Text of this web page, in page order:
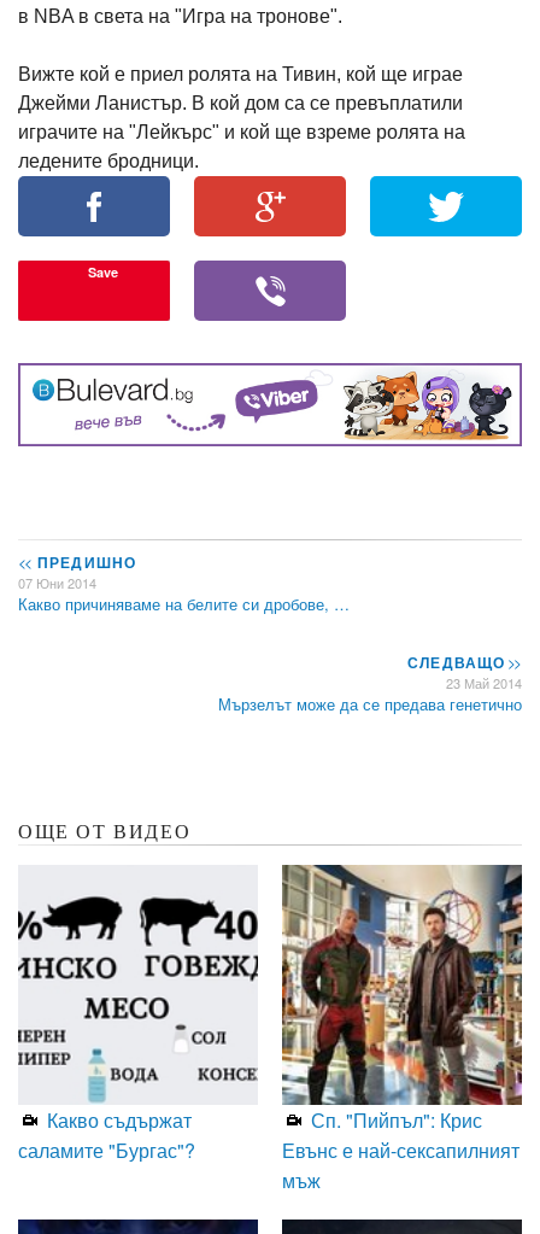
в NBA в света на "Игра на тронове".
Вижте кой е приел ролята на Тивин, кой ще играе
Джейми Ланистър. В кой дом са се превъплатили
играчите на "Лейкърс" и кой ще взреме ролята на
ледените бродници.
Save
<< ПРЕДИШНО
07 Юни 2014
Какво причиняваме на белите си дробове, …
СЛЕДВАЩО>>
23 Май 2014
Мързелът може да се предава генетично
ОЩЕ ОТ ВИДЕО
Какво съдържат
саламите "Бургас"?
Сп. "Пийпъл": Крис
Евънс е най-сексапилният
мъж